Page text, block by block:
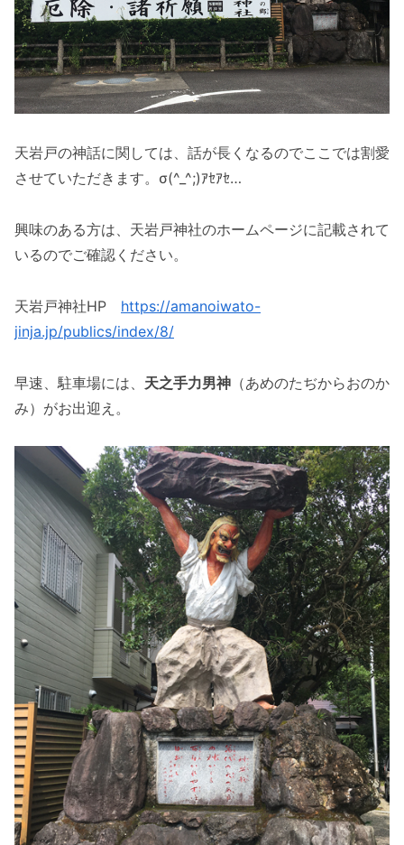
天岩戸の神話に関しては、話が長くなるのでここでは割愛
させていただきます。σ(^_^;)ｱｾｱｾ…
興味のある方は、天岩戸神社のホームページに記載されて
いるのでご確認ください。
天岩戸神社HP https://amanoiwato-
jinja.jp/publics/index/8/
早速、駐車場には、 天之手力男神 （あめのたぢからおのか
み）がお出迎え。